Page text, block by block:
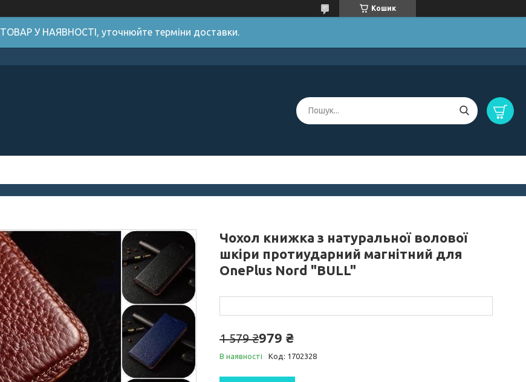
Кошик
ТОВАР У НАЯВНОСТІ, уточнюйте терміни доставки.
Чохол книжка з натуральної волової
шкіри протиударний магнітний для
OnePlus Nord "BULL"
1 579 ₴979 ₴
В наявності Код: 1702328